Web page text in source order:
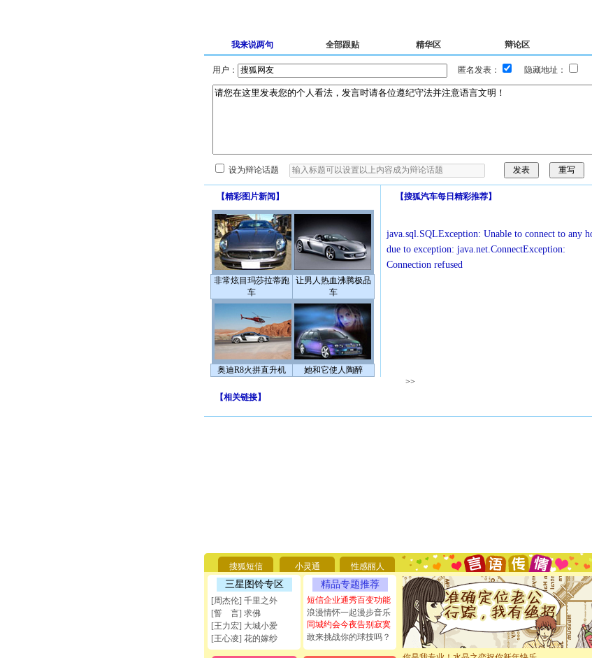
我来说两句 全部跟贴 精华区 辩论区
用户： 匿名发表： 隐藏地址：
设为辩论话题
【精彩图片新闻 】
非常炫目玛莎拉蒂跑
车
让男人热血沸腾极品
车
奥迪R8火拼直升机 她和它使人陶醉
【搜狐汽车每日精彩推荐】
java.sql.SQLException: Unable to connect to any
due to exception: java.net.ConnectException:
Connection refused
>>
【相关链接】
搜狐短信 小灵通 性感丽人
三星图铃专区
[周杰伦] 千里之外
[誓 言] 求佛
[王力宏] 大城小爱
[王心凌] 花的嫁纱
精品专题推荐
短信企业通秀百变功能
浪漫情怀一起漫步音乐
同城约会今夜告别寂寞
敢来挑战你的球技吗？
要平安！千万要知足！千万不要忘记我！
[圣诞节]不只这样的日子才会想起你,而是这样的日
能正大光明地骚扰你,告诉你,圣诞要快乐!新年要快乐
天都要快乐噢!
[圣诞节]奉上一颗祝福的心,在这个特别的日子里,愿
如意,快乐,鲜花,一切美好的祝愿与你同在.圣诞快乐!
[元旦]看到你我会触电；看不到你我要充电；没有
断电。爱你是我职业，想你是我事业，抱你是我特
你是我专业！水晶之恋祝你新年快乐